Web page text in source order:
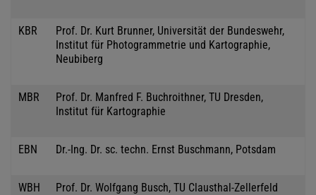
KBR
Prof. Dr. Kurt Brunner, Universität der Bundeswehr,
Institut für Photogrammetrie und Kartographie,
Neubiberg
MBR
Prof. Dr. Manfred F. Buchroithner, TU Dresden,
Institut für Kartographie
EBN Dr.-Ing. Dr. sc. techn. Ernst Buschmann, Potsdam
WBH Prof. Dr. Wolfgang Busch, TU Clausthal-Zellerfeld